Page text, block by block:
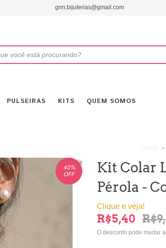
grm.bijuterias@gmail.com
PULSEIRAS KITS QUEM SOMOS
-
40%
OFF
Kit Colar
Pérola -
Clique e veja!
R$5,40
O desconto pode mudar